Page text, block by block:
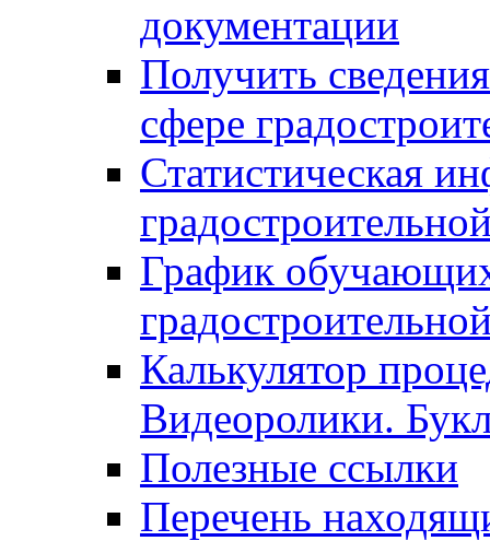
документации
Получить
сфере
Статистическая
График
Калькулятор
Видеоролики.
Полезные ссылки
Перечень